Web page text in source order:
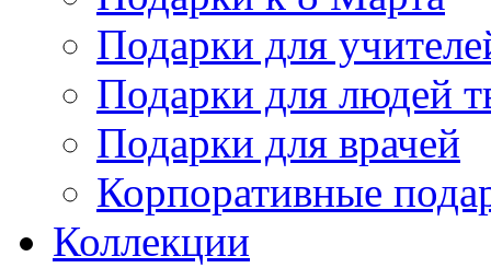
Подарки для
Подарки для людей
Подарки для врачей
Корпоративные
Коллекции